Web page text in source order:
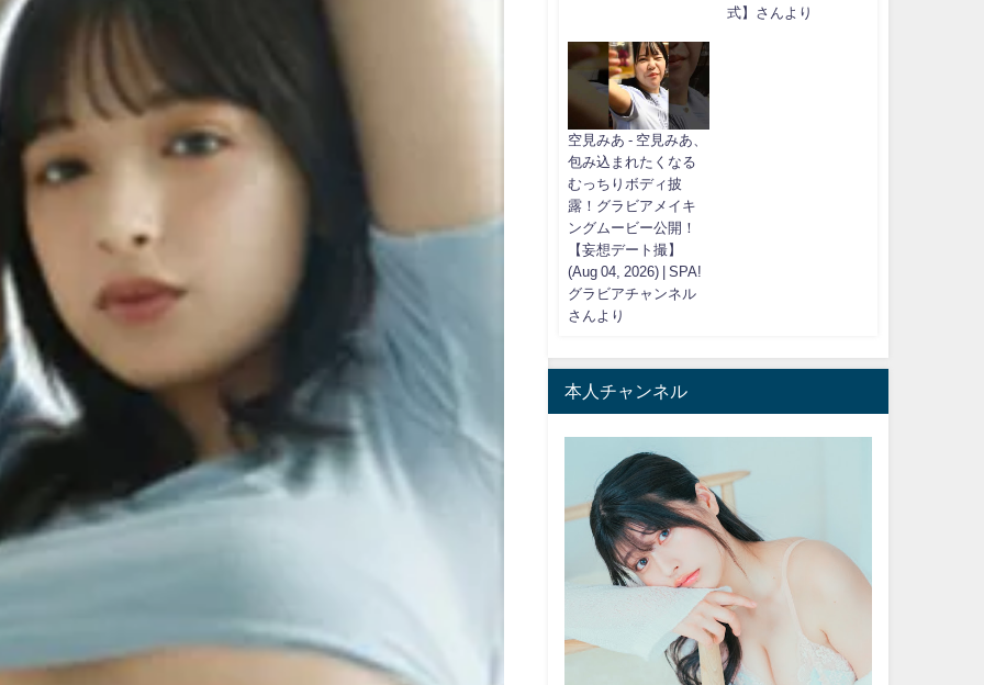
式】さんより
空見みあ - 空見みあ、
包み込まれたくなる
むっちりボディ披
露！グラビアメイキ
ングムービー公開！
【妄想デート撮】
(Aug 04, 2026) | SPA!
グラビアチャンネル
さんより
本人チャンネル